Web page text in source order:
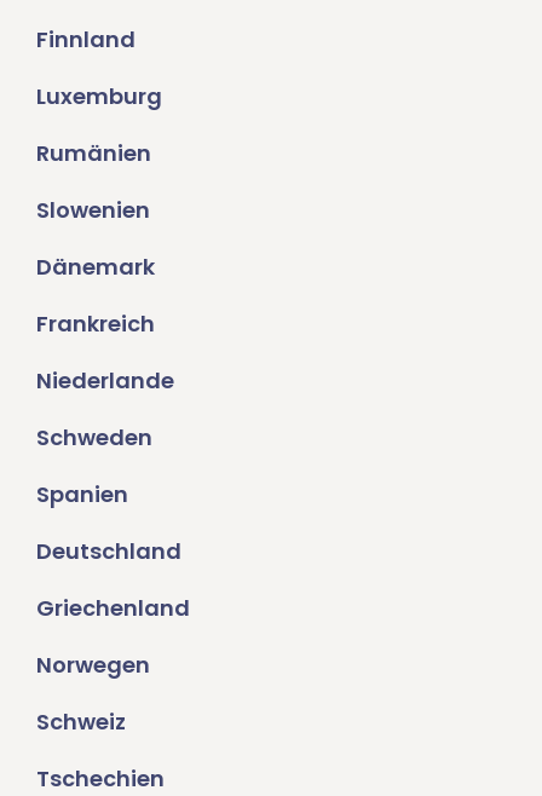
Finnland
Luxemburg
Rumänien
Slowenien
Dänemark
Frankreich
Niederlande
Schweden
Spanien
Deutschland
Griechenland
Norwegen
Schweiz
Tschechien